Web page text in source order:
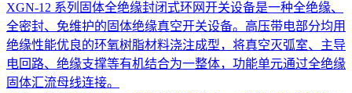
XGN-12 系列固体全绝缘封闭式环网开关设备是一种全绝缘、
全密封、免维护的固体绝缘真空开关设备。高压带电部分均用
绝缘性能优良的环氧树脂材料浇注成型，将真空灭弧室、主导
电回路、绝缘支撑等有机结合为一整体，功能单元通过全绝缘
固体汇流母线连接。